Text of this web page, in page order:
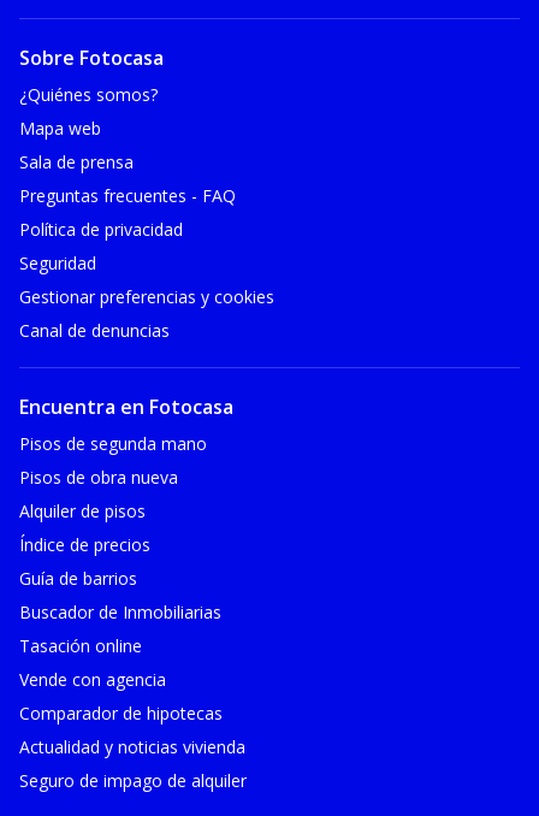
Sobre Fotocasa
¿Quiénes somos?
Mapa web
Sala de prensa
Preguntas frecuentes - FAQ
Política de privacidad
Seguridad
Gestionar preferencias y cookies
Canal de denuncias
Encuentra en Fotocasa
Pisos de segunda mano
Pisos de obra nueva
Alquiler de pisos
Índice de precios
Guía de barrios
Buscador de Inmobiliarias
Tasación online
Vende con agencia
Comparador de hipotecas
Actualidad y noticias vivienda
Seguro de impago de alquiler